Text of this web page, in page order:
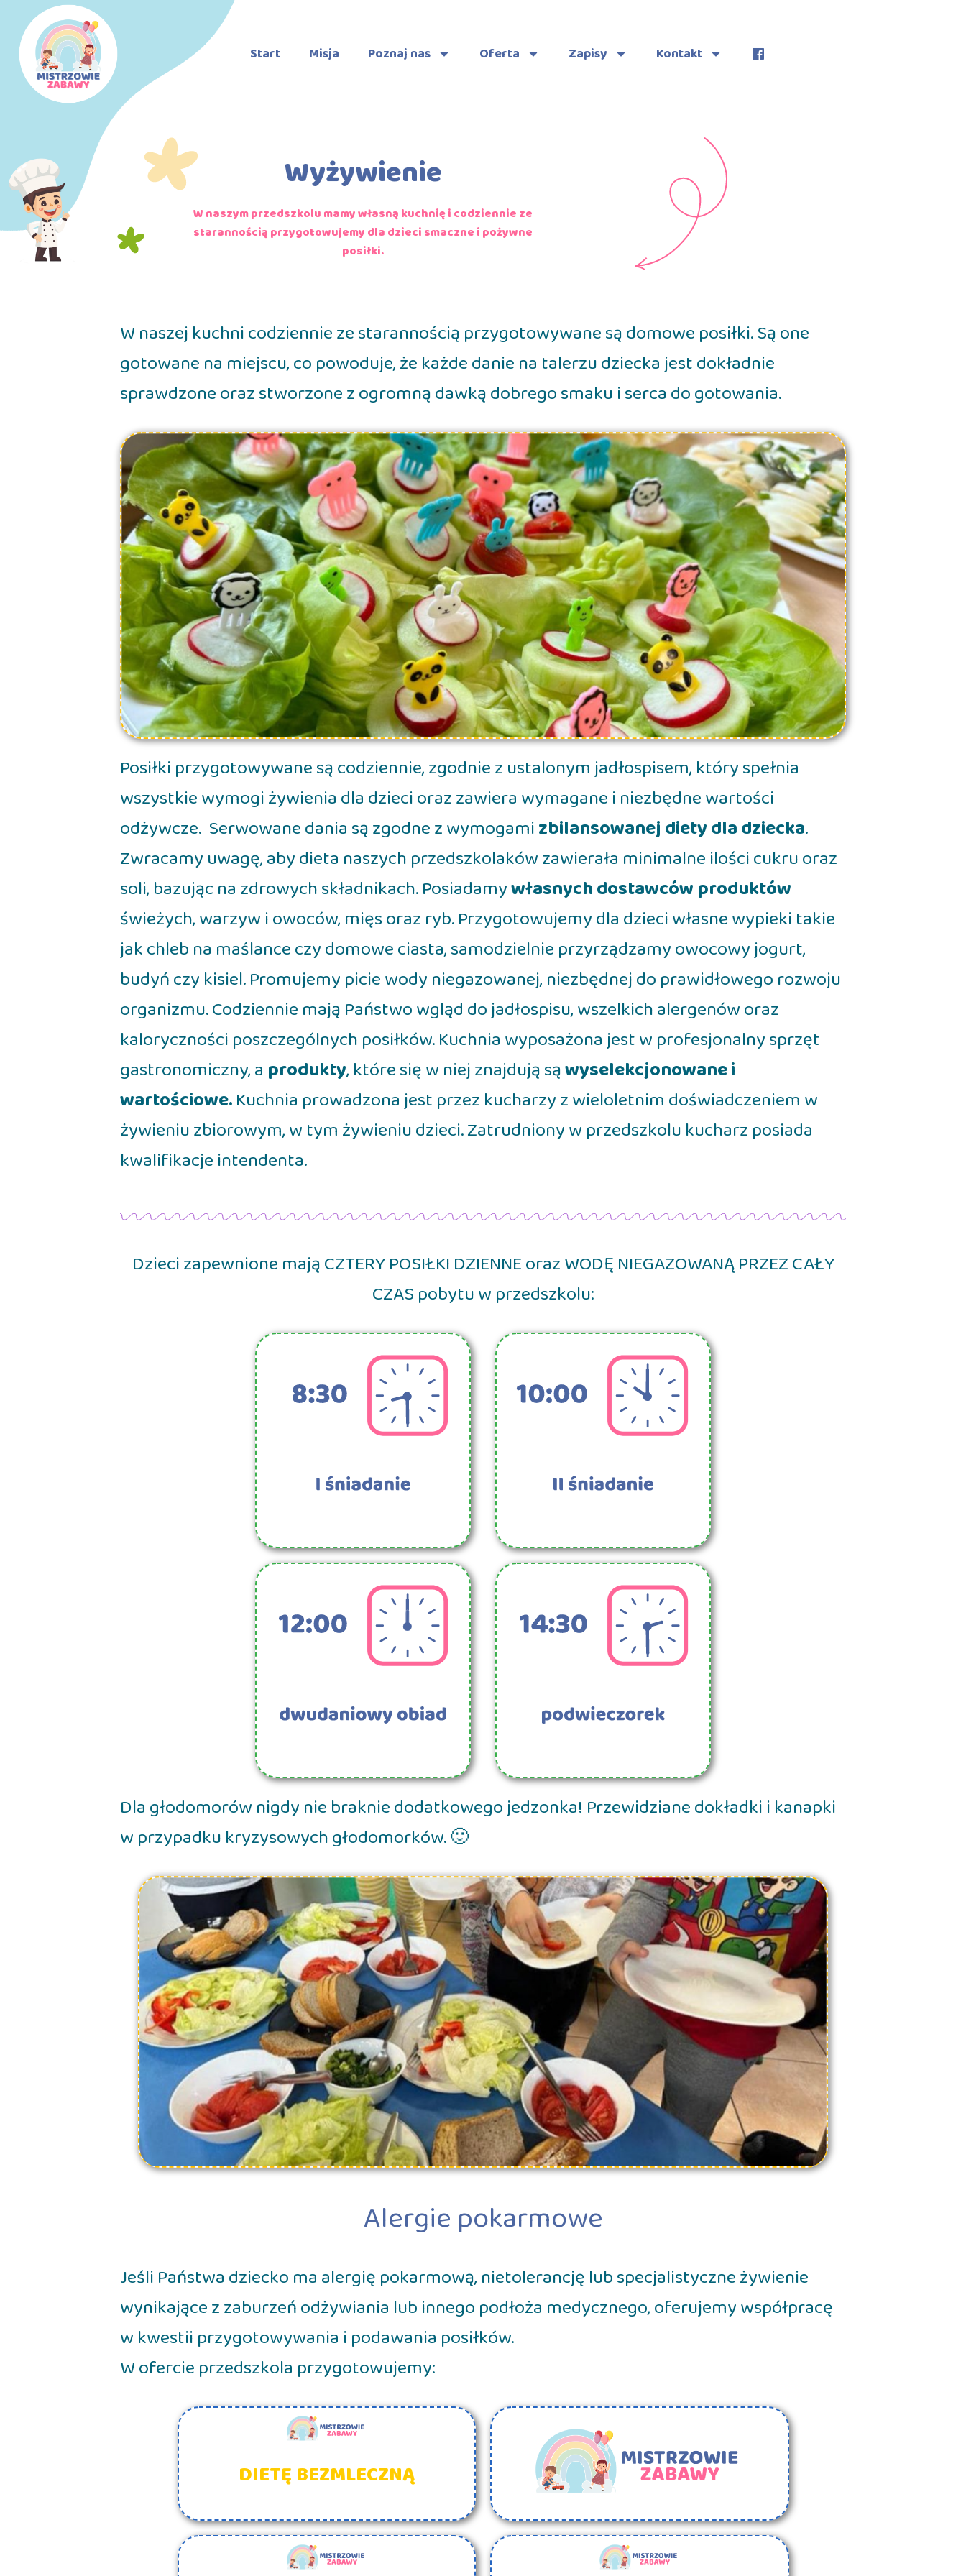
Start Misja Poznaj nas Oferta Zapisy Kontakt
Wyżywienie
W naszym przedszkolu mamy własną kuchnię i codziennie ze
starannością przygotowujemy dla dzieci smaczne i pożywne
posiłki.
W naszej kuchni codziennie ze starannością przygotowywane są domowe posiłki. Są one
gotowane na miejscu, co powoduje, że każde danie na talerzu dziecka jest dokładnie
sprawdzone oraz stworzone z ogromną dawką dobrego smaku i serca do gotowania.
Posiłki przygotowywane są codziennie, zgodnie z ustalonym jadłospisem, który spełnia
wszystkie wymogi żywienia dla dzieci oraz zawiera wymagane i niezbędne wartości
odżywcze. Serwowane dania są zgodne z wymogamizbilansowanej diety dla dziecka.
Zwracamy uwagę, aby dieta naszych przedszkolaków zawierała minimalne ilości cukru oraz
soli, bazując na zdrowych składnikach. Posiadamywłasnych dostawców produktów
świeżych, warzyw i owoców, mięs oraz ryb. Przygotowujemy dla dzieci własne wypieki takie
jak chleb na maślance czy domowe ciasta, samodzielnie przyrządzamy owocowy jogurt,
budyń czy kisiel. Promujemy picie wody niegazowanej, niezbędnej do prawidłowego rozwoju
organizmu. Codziennie mają Państwo wgląd do jadłospisu, wszelkich alergenów oraz
kaloryczności poszczególnych posiłków. Kuchnia wyposażona jest w profesjonalny sprzęt
gastronomiczny, a produkty, które się w niej znajdują sąwyselekcjonowane i
wartościowe.Kuchnia prowadzona jest przez kucharzy z wieloletnim doświadczeniem w
żywieniu zbiorowym, w tym żywieniu dzieci. Zatrudniony w przedszkolu kucharz posiada
kwalifikacje intendenta.
Dzieci zapewnione mają CZTERY POSIŁKI DZIENNE oraz WODĘ NIEGAZOWANĄ PRZEZ CAŁY
CZAS pobytu w przedszkolu:
Dla głodomorów nigdy nie braknie dodatkowego jedzonka! Przewidziane dokładki i kanapki
w przypadku kryzysowych głodomorków. 🙂
Alergie pokarmowe
Jeśli Państwa dziecko ma alergię pokarmową, nietolerancję lub specjalistyczne żywienie
wynikające z zaburzeń odżywiania lub innego podłoża medycznego, oferujemy współpracę
w kwestii przygotowywania i podawania posiłków.
W ofercie przedszkola przygotowujemy:
DIETĘ BEZMLECZNĄ